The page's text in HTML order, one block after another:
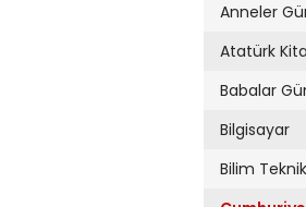
Anneler
Atatürk
Babalar
Bilgisayar
Bilim Teknik